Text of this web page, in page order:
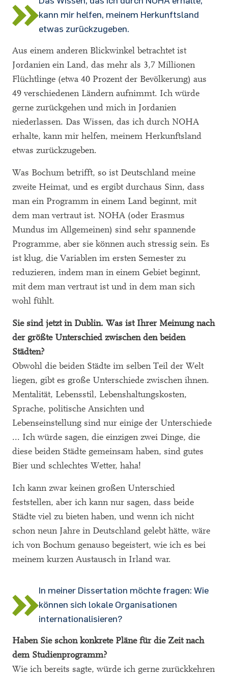
kann mir helfen, meinem Herkunftsland
etwas zurückzugeben.
Aus einem anderen Blickwinkel betrachtet ist
Jordanien ein Land, das mehr als 3,7 Millionen
Flüchtlinge (etwa 40 Prozent der Bevölkerung) aus
49 verschiedenen Ländern aufnimmt. Ich würde
gerne zurückgehen und mich in Jordanien
niederlassen. Das Wissen, das ich durch NOHA
erhalte, kann mir helfen, meinem Herkunftsland
etwas zurückzugeben.
Was Bochum betrifft, so ist Deutschland meine
zweite Heimat, und es ergibt durchaus Sinn, dass
man ein Programm in einem Land beginnt, mit
dem man vertraut ist. NOHA (oder Erasmus
Mundus im Allgemeinen) sind sehr spannende
Programme, aber sie können auch stressig sein. Es
ist klug, die Variablen im ersten Semester zu
reduzieren, indem man in einem Gebiet beginnt,
mit dem man vertraut ist und in dem man sich
wohl fühlt.
Sie sind jetzt in Dublin. Was ist Ihrer Meinung nach
der größte Unterschied zwischen den beiden
Städten?
Obwohl die beiden Städte im selben Teil der Welt
liegen, gibt es große Unterschiede zwischen ihnen.
Mentalität, Lebensstil, Lebenshaltungskosten,
Sprache, politische Ansichten und
Lebenseinstellung sind nur einige der Unterschiede
... Ich würde sagen, die einzigen zwei Dinge, die
diese beiden Städte gemeinsam haben, sind gutes
Bier und schlechtes Wetter, haha!
Ich kann zwar keinen großen Unterschied
feststellen, aber ich kann nur sagen, dass beide
Städte viel zu bieten haben, und wenn ich nicht
schon neun Jahre in Deutschland gelebt hätte, wäre
ich von Bochum genauso begeistert, wie ich es bei
meinem kurzen Austausch in Irland war.
In meiner Dissertation möchte fragen: Wie
können sich lokale Organisationen
internationalisieren?
Haben Sie schon konkrete Pläne für die Zeit nach
dem Studienprogramm?
Wie ich bereits sagte, würde ich gerne zurückkehren